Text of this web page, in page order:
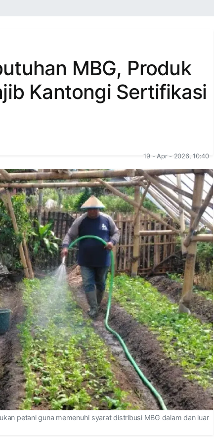
MBG, Produk
Kantongi Sertifikasi
19 - Apr - 2026, 10:40
petani guna memenuhi syarat distribusi MBG dalam dan luar